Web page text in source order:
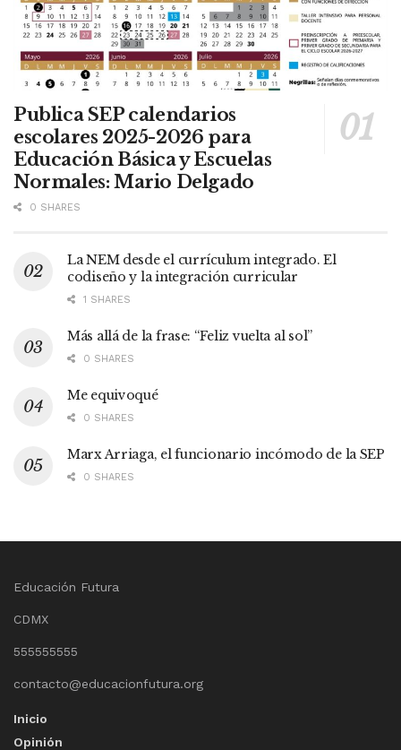
Publica SEP calendarios
escolares 2025-2026 para
Educación Básica y Escuelas
Normales: Mario Delgado
0 SHARES
La NEM desde el currículum integrado. El
codiseño y la integración curricular
1 SHARES
Más allá de la frase: “Feliz vuelta al sol”
0 SHARES
Me equivoqué
0 SHARES
Marx Arriaga, el funcionario incómodo de la SEP
0 SHARES
Educación Futura
CDMX
555555555
contacto@educacionfutura.org
Inicio
Opinión